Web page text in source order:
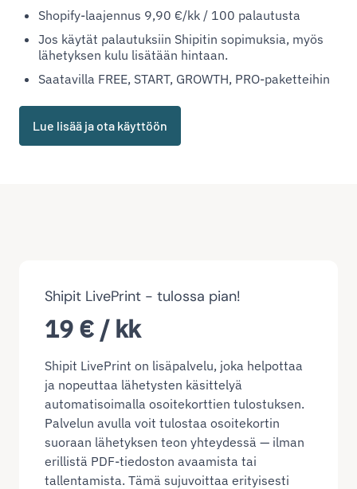
Shopify-laajennus 9,90 €/kk / 100 palautusta
Jos käytät palautuksiin Shipitin sopimuksia, myös
lähetyksen kulu lisätään hintaan.
Saatavilla FREE, START, GROWTH, PRO-paketteihin
Lue lisää ja ota käyttöön
Shipit LivePrint - tulossa pian!
19 € / kk
Shipit LivePrint on lisäpalvelu, joka helpottaa
ja nopeuttaa lähetysten käsittelyä
automatisoimalla osoitekorttien tulostuksen.
Palvelun avulla voit tulostaa osoitekortin
suoraan lähetyksen teon yhteydessä — ilman
erillistä PDF-tiedoston avaamista tai
tallentamista. Tämä sujuvoittaa erityisesti